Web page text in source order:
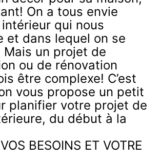
spéciale
On a tous envie
intérieur qui nous
et dans lequel on se
Mais un projet de
ou de rénovation
être complexe! C’est
vous propose un petit
planifier votre projet de
du début à la
BESOINS ET VOTRE